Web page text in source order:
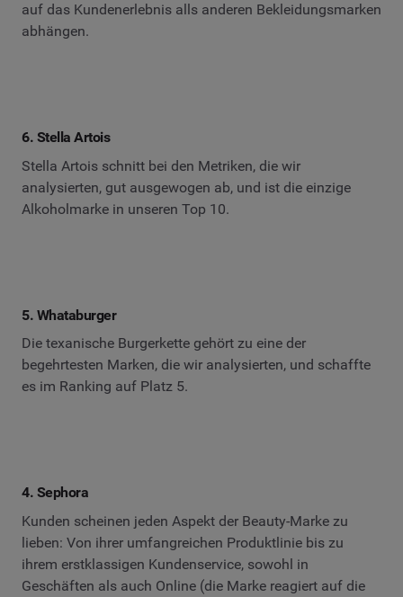
auf das Kundenerlebnis alls anderen Bekleidungsmarken
abhängen.
6. Stella Artois
Stella Artois schnitt bei den Metriken, die wir
analysierten, gut ausgewogen ab, und ist die einzige
Alkoholmarke in unseren Top 10.
5. Whataburger
Die texanische Burgerkette gehört zu eine der
begehrtesten Marken, die wir analysierten, und schaffte
es im Ranking auf Platz 5.
4. Sephora
Kunden scheinen jeden Aspekt der Beauty-Marke zu
lieben: Von ihrer umfangreichen Produktlinie bis zu
ihrem erstklassigen Kundenservice, sowohl in
Geschäften als auch Online (die Marke reagiert auf die